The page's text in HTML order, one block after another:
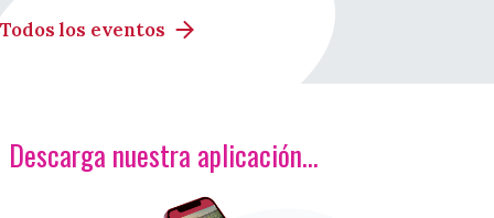
Todos los eventos
Descarga nuestra aplicación…
<p>Imagen</p>